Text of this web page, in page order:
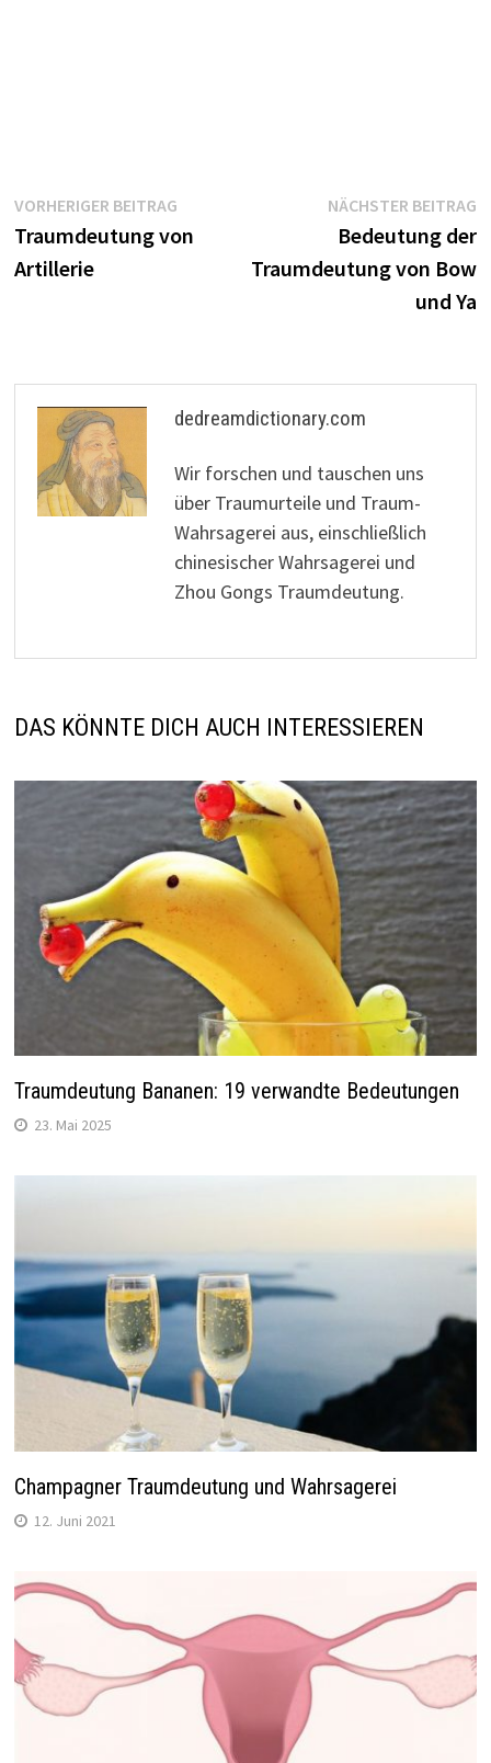
Beitragsnavigation
VORHERIGER BEITRAGVorheriger
Beitrag:
Traumdeutung von
Artillerie
NÄCHSTER BEITRAG
Bedeutung der
Traumdeutung von Bow
und Ya
dedreamdictionary.com
Wir forschen und tauschen uns
über Traumurteile und Traum-
Wahrsagerei aus, einschließlich
chinesischer Wahrsagerei und
Zhou Gongs Traumdeutung.
DAS KÖNNTE DICH AUCH INTERESSIEREN
Traumdeutung Bananen: 19 verwandte Bedeutungen
23. Mai 2025
Champagner Traumdeutung und Wahrsagerei
12. Juni 2021